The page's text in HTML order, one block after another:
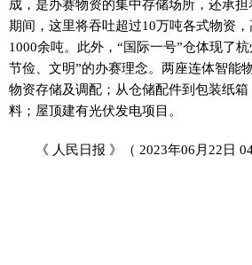
成，是办赛物资的集中存储场所，还承
期间，这里将吞吐超过10万吨各式物资
1000余吨。此外，“国际一号”仓体现了杭
节俭、文明”的办赛理念。两座连体智能
物资存储及调配；从仓储配件到包装纸
料；屋顶建有光伏发电项目。
《 人民日报 》（ 2023年06月22日 04